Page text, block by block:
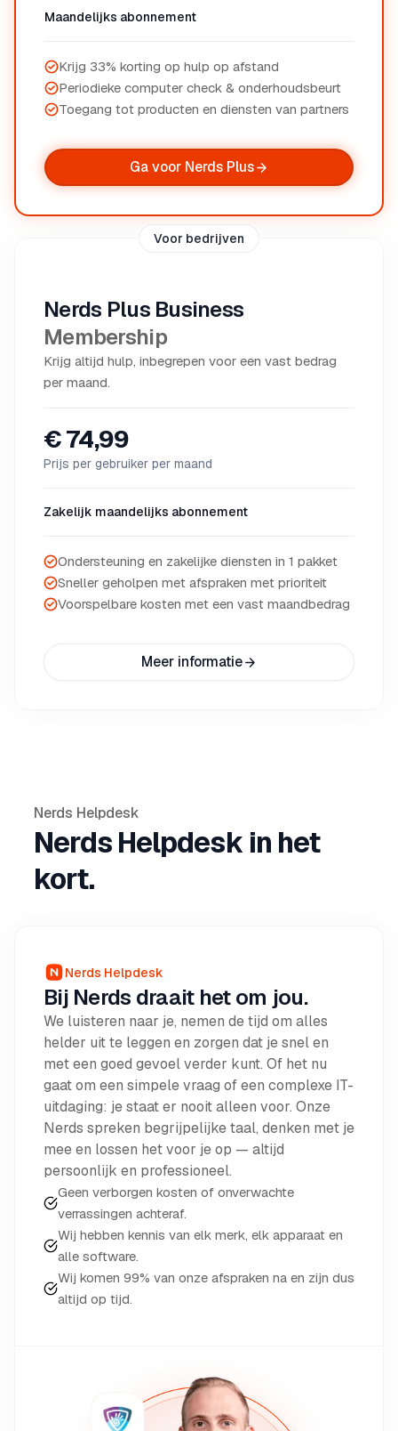
Maandelijks abonnement
Krijg 33% korting op hulp op afstand
Periodieke computer check & onderhoudsbeurt
Toegang tot producten en diensten van partners
Ga voor Nerds Plus
Nerds Plus Business
Membership
Krijg altijd hulp, inbegrepen voor een vast bedrag
per maand.
€ 74,99
Prijs per gebruiker per maand
Zakelijk maandelijks abonnement
Ondersteuning en zakelijke diensten in 1 pakket
Sneller geholpen met afspraken met prioriteit
Voorspelbare kosten met een vast maandbedrag
Meer informatie
Voor bedrijven
Nerds Helpdesk
Nerds Helpdesk in het
kort.
Nerds Helpdesk
Bij Nerds draait het om jou.
We luisteren naar je, nemen de tijd om alles
helder uit te leggen en zorgen dat je snel en
met een goed gevoel verder kunt. Of het nu
gaat om een simpele vraag of een complexe IT-
uitdaging: je staat er nooit alleen voor. Onze
Nerds spreken begrijpelijke taal, denken met je
mee en lossen het voor je op — altijd
persoonlijk en professioneel.
Geen verborgen kosten of onverwachte
verrassingen achteraf.
Wij hebben kennis van elk merk, elk apparaat en
alle software.
Wij komen 99% van onze afspraken na en zijn dus
altijd op tijd.